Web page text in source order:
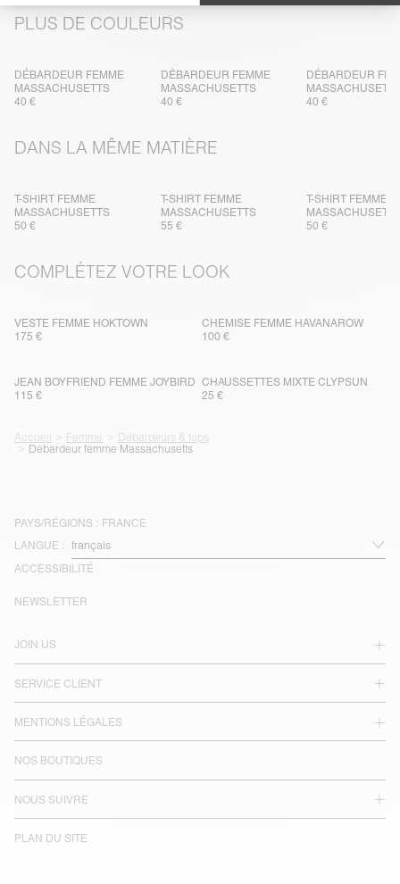
PLUS DE COULEURS
DÉBARDEUR FEMME
MASSACHUSETTS
40 €
DÉBARDEUR FEMME
MASSACHUSETTS
40 €
DÉBARDEUR
40 €
DANS LA MÊME MATIÈRE
T-SHIRT FEMME
MASSACHUSETTS
50 €
T-SHIRT FEMME
MASSACHUSETTS
55 €
T-SHIRT FEMME
50 €
COMPLÉTEZ VOTRE LOOK
VESTE FEMME HOKTOWN
175 €
CHEMISE FEMME HAVANAROW
100 €
JEAN BOYFRIEND FEMME JOYBIRD
115 €
CHAUSSETTES MIXTE CLYPSUN
25 €
Accueil Femme
Débardeurs & tops
Débardeur femme Massachusetts
PAYS/RÉGIONS : FRANCE
LANGUE :
ACCESSIBILITÉ
JOIN US
SERVICE CLIENT
MENTIONS LÉGALES
NOS BOUTIQUES
NOUS SUIVRE
PLAN DU SITE
NEWSLETTER